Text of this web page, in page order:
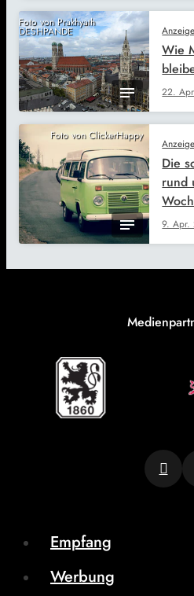
Foto von Prakhyath
DESHPANDE Anzeige
22.
Wie
Foto von ClickerHappy
Anzeige
9. Apr.
Die
rund
Empfang
Werbung